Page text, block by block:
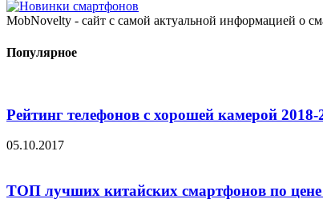
MobNovelty - сайт с самой актуальной информацией о
Популярное
Рейтинг телефонов с хорошей камерой 2018-
05.10.2017
ТОП лучших китайских смартфонов по цене